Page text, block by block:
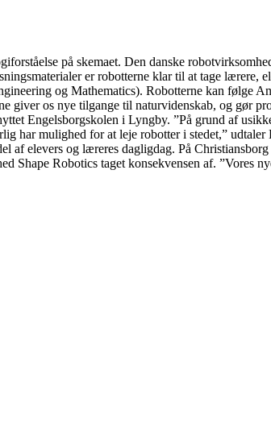
på skemaet. Den danske
er robotterne klar til at tage lærere,
og Mathematics). Robotterne kan følge
giver os nye tilgange til naturvidenskab, og gør
Engelsborgskolen i Lyngby. ”På grund af
har mulighed for at leje robotter i stedet,”
elevers og læreres dagligdag. På
Shape Robotics taget konsekvensen af. ”Vores